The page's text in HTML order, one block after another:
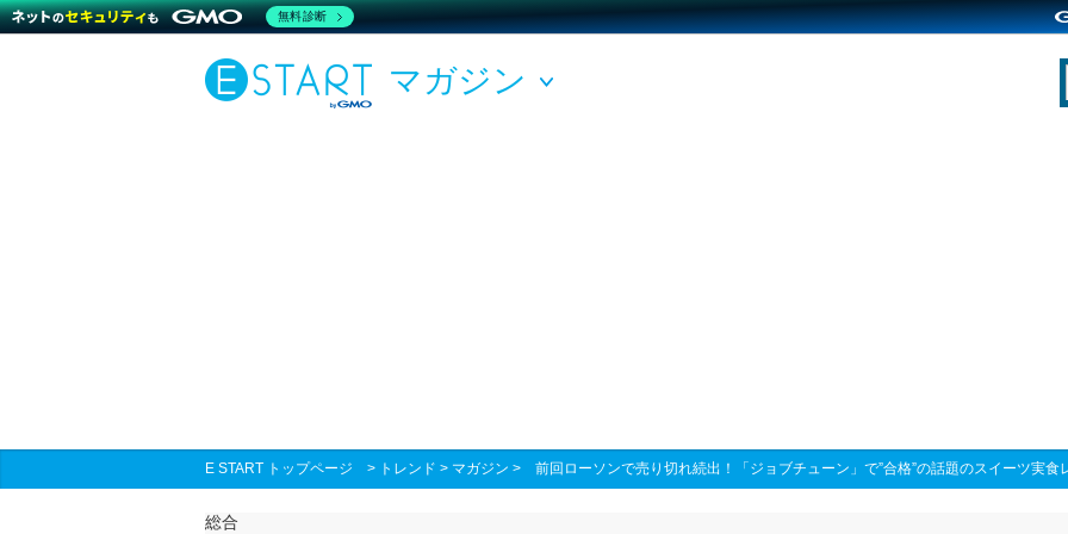
マガジン
E START トップページ > トレンド > マガジン > 前回ローソンで売り切れ続出！「ジョブチューン」で”合格”の話題のスイーツ実食
総合
無料診断